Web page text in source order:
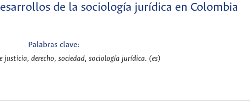
de la sociología jurídica en Colombia
Palabras clave:
justicia, derecho, sociedad, sociología jurídica. (es)